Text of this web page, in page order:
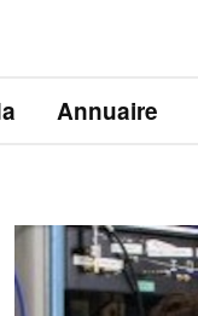
Annuaire